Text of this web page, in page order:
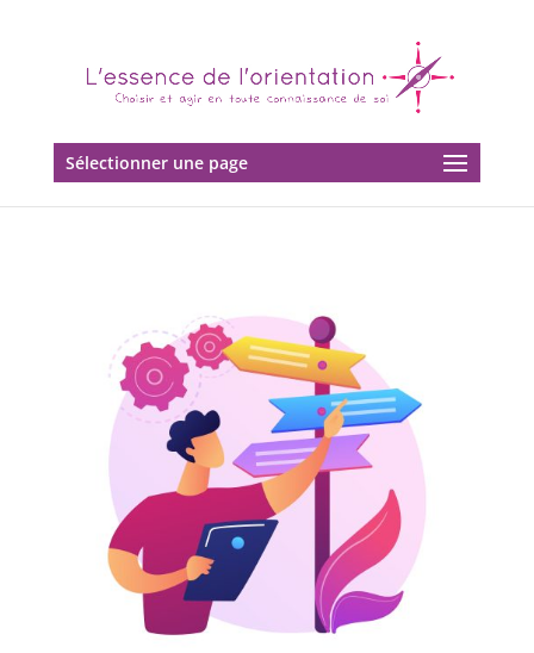
Sélectionner une page